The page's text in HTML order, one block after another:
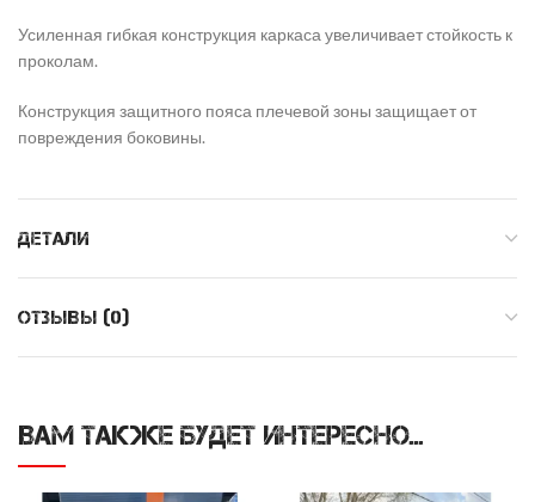
Усиленная гибкая конструкция каркаса увеличивает стойкость к
проколам.
Конструкция защитного пояса плечевой зоны защищает от
повреждения боковины.
ДЕТАЛИ
ОТЗЫВЫ (0)
ВАМ ТАКЖЕ БУДЕТ ИНТЕРЕСНО…